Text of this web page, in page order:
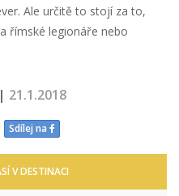
Ale určitě to stojí za to,
římské legionáře nebo
21.1.2018
Sdílej na
V DESTINACI